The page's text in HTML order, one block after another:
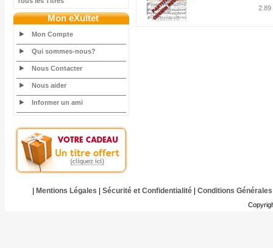
Mon eXultet
Mon Compte
Qui sommes-nous?
Nous Contacter
Nous aider
Informer un ami
2.89
Mentions Légales Sécurité et Confidentialité| Conditions Générales